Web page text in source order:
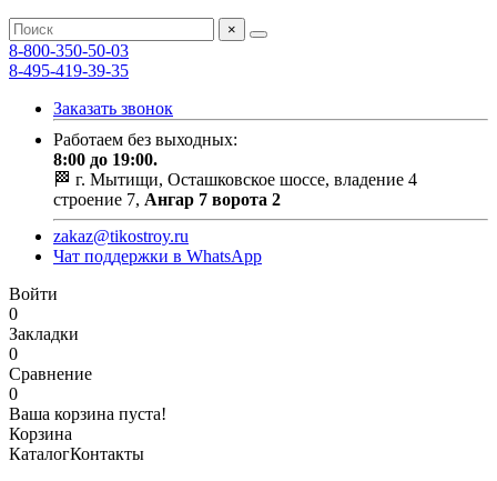
×
8-800-350-50-03
8-495-419-39-35
Заказать звонок
Работаем без выходных:
8:00 до 19:00.
🏁 г. Мытищи, Осташковское шоссе, владение 4
строение 7, Ангар 7 ворота 2
zakaz@tikostroy.ru
Чат поддержки в WhatsApp
Войти
0
Закладки
0
Сравнение
0
Ваша корзина пуста!
Корзина
КаталогКонтакты